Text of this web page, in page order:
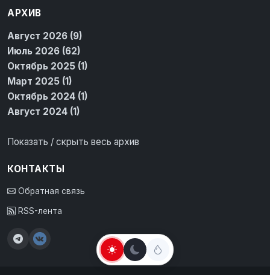
АРХИВ
Август 2026 (9)
Июль 2026 (62)
Октябрь 2025 (1)
Март 2025 (1)
Октябрь 2024 (1)
Август 2024 (1)
Показать / скрыть весь архив
КОНТАКТЫ
Обратная связь
RSS-лента